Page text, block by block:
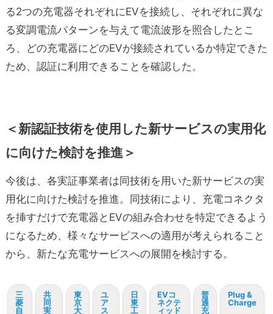
る2つの充電器それぞれにEVを接続し、それぞれに異な
る変調電流パターンを与えて電流波形を照合したとこ
ろ、どの充電器にどのEVが接続されているか特定できた
ため、認証に利用できることを確認した。
＜新認証技術を使用した新サービスの実用化
に向けた検討を推進＞
今後は、各実証事業者は同技術を用いた新サービスの実
用化に向けた検討を推進。同技術により、充電コネクタ
を挿すだけで充電器とEVの組み合わせを特定できるよう
になるため、様々なサービスへの適用が考えられること
から、新たな充電サービスへの展開を検討する。
三
菱
自
共
同
実
東
京
大
ユ
ア
ス
日
東
工
EVコ
ネクテ
ィッド
普
通
充
Plug &
Charge